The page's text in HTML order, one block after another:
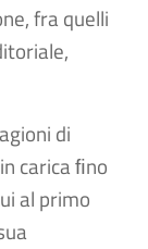
fra quelli
di
carica ﬁno
al primo